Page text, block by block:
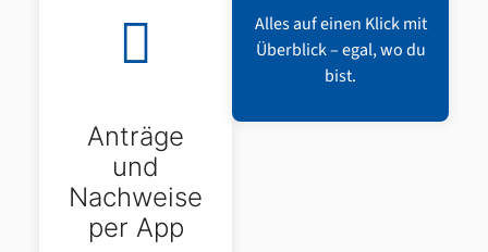
Anträge
und
Nachweise
per App
Alles auf einen Klick mit
Überblick – egal, wo du
bist.